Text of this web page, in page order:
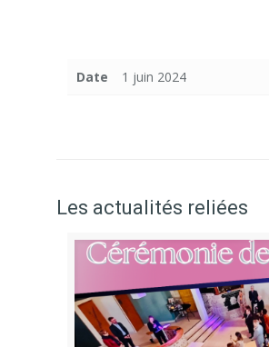
Date 1 juin 2024
Les actualités reliées